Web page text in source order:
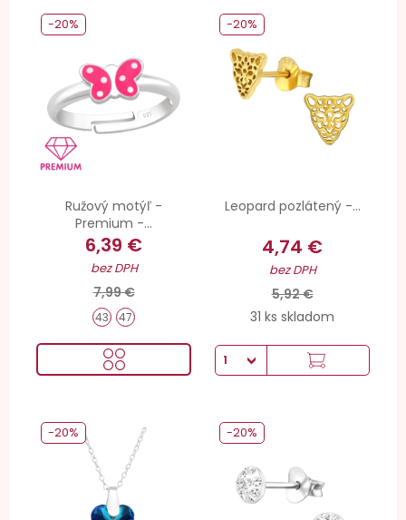
Ružový motýľ -
Premium -...
6,39 €
bez DPH
7,99 €
43 47
-20%
Leopard pozlátený -...
4,74 €
bez DPH
5,92 €
31 ks skladom
-20%
-20% -20%